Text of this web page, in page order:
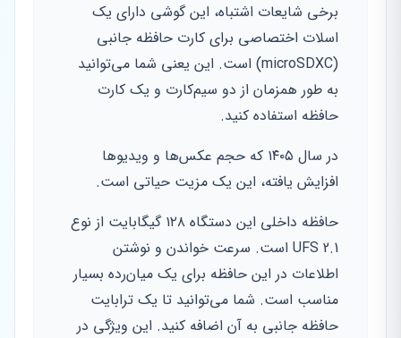
برخی شایعات اشتباه، این گوشی دارای یک
اسلات اختصاصی برای کارت حافظه جانبی
(microSDXC) است. این یعنی شما می‌توانید
به طور همزمان از دو سیم‌کارت و یک کارت
حافظه استفاده کنید.
در سال ۱۴۰۵ که حجم عکس‌ها و ویدیوها
افزایش یافته، این یک مزیت حیاتی است.
حافظه داخلی این دستگاه ۱۲۸ گیگابایت از نوع
UFS 2.1 است. سرعت خواندن و نوشتن
اطلاعات در این حافظه برای یک میان‌رده بسیار
مناسب است. شما می‌توانید تا یک ترابایت
حافظه جانبی به آن اضافه کنید. این ویژگی در